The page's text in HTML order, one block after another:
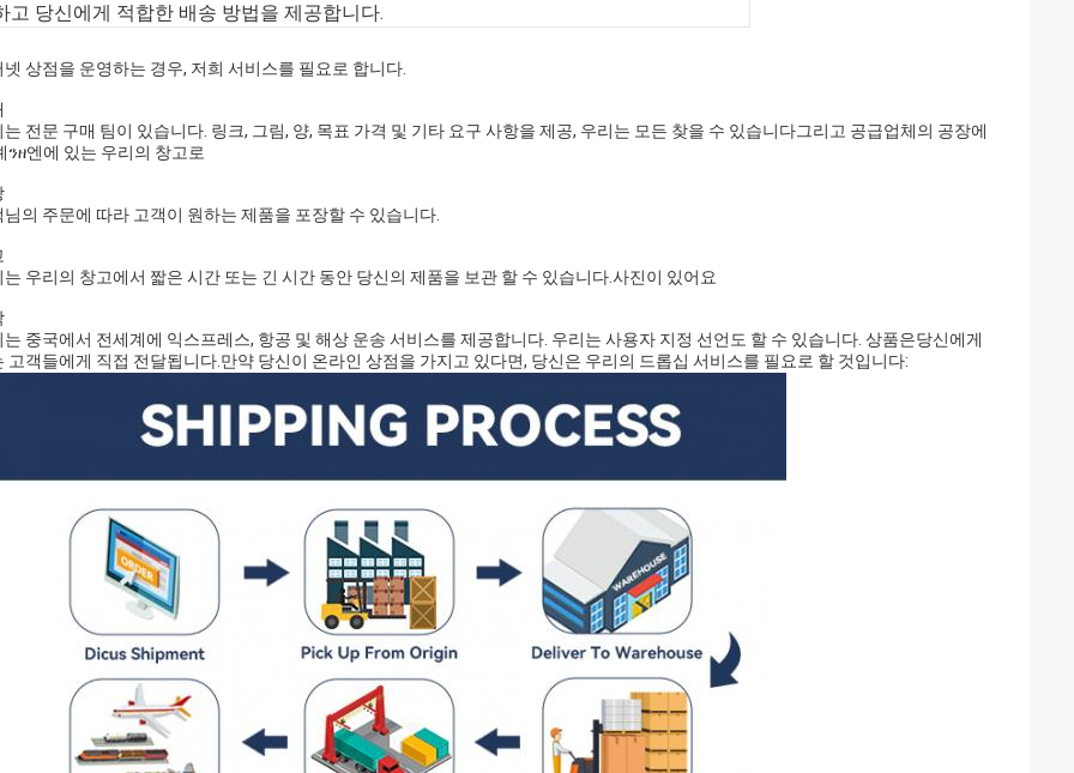
고 당신에게 적합한 배송 방법을 제공합니다.
넷 상점을 운영하는 경우, 저희 서비스를 필요로 합니다.
는 전문 구매 팀이 있습니다. 링크, 그림, 양, 목표 가격 및 기타 요구 사항을 제공, 우리는 모든 찾을 수 있습니다그리고 공급업체의 공장에
ንዘ엔에 있는 우리의 창고로
님의 주문에 따라 고객이 원하는 제품을 포장할 수 있습니다.
는 우리의 창고에서 짧은 시간 또는 긴 시간 동안 당신의 제품을 보관 할 수 있습니다.사진이 있어요
는 중국에서 전세계에 익스프레스, 항공 및 해상 운송 서비스를 제공합니다. 우리는 사용자 지정 선언도 할 수 있습니다. 상품은당신에게
고객들에게 직접 전달됩니다. 만약 당신이 온라인 상점을 가지고 있다면, 당신은 우리의 드롭십 서비스를 필요로 할 것입니다: